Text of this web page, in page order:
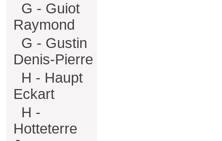
G - Guiot
Raymond
G - Gustin
Denis-Pierre
H - Haupt
Eckart
H -
Hotteterre